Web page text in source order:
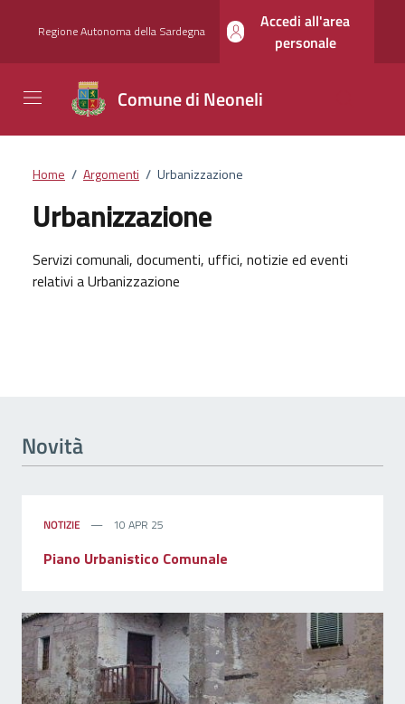
Regione Autonoma della Sardegna
Accedi all'area
personale
Comune di Neoneli
Home / Argomenti / Urbanizzazione
Urbanizzazione
Dettagli dell'argomento
Servizi comunali, documenti, uffici, notizie ed eventi
relativi a Urbanizzazione
Novità
NOTIZIE 10 APR 25
Piano Urbanistico Comunale